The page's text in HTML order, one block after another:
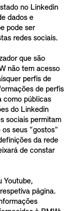
no Linkedin
dados e
pode ser
redes sociais.
que são
não tem acesso
perfis de
de perfis
como públicas
do Linkedin
sociais permitam
seus “gostos”
da rede
de constar
Youtube,
página.